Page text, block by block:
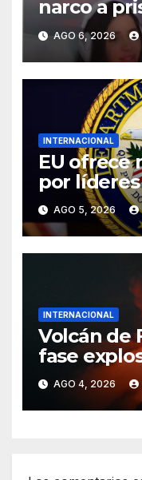
narco a
tiktoker
AGO 6, 2026
INTERNACIONAL
EU ofrece
por líderes
presenta
AGO 5, 2026
INTERNACIONAL
Volcán de
fase
activa
AGO 4, 2026